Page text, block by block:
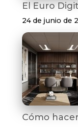
El Euro
24 de junio de
Cómo